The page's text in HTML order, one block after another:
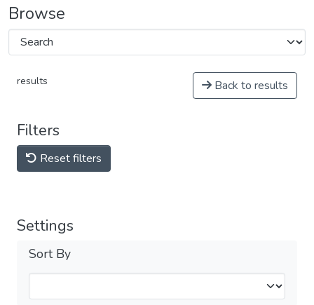
Browse
results Back to results
Filters
Reset filters
Settings
Sort By